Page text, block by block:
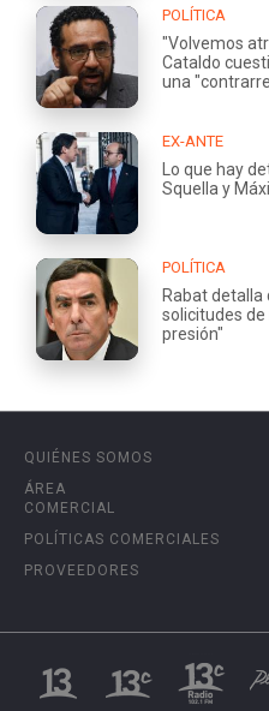
POLÍTICA
"Volvemos
Cataldo
una
EX-ANTE
Lo que hay
Squella y
POLÍTICA
Rabat detalla
solicitudes
presión"
QUIÉNES SOMOS
ÁREA
COMERCIAL
POLÍTICAS COMERCIALES
PROVEEDORES